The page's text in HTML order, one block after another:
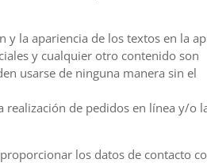
la apariencia de los textos en la
y cualquier otro contenido son
usarse de ninguna manera sin el
de pedidos en línea y/o
los datos de contacto